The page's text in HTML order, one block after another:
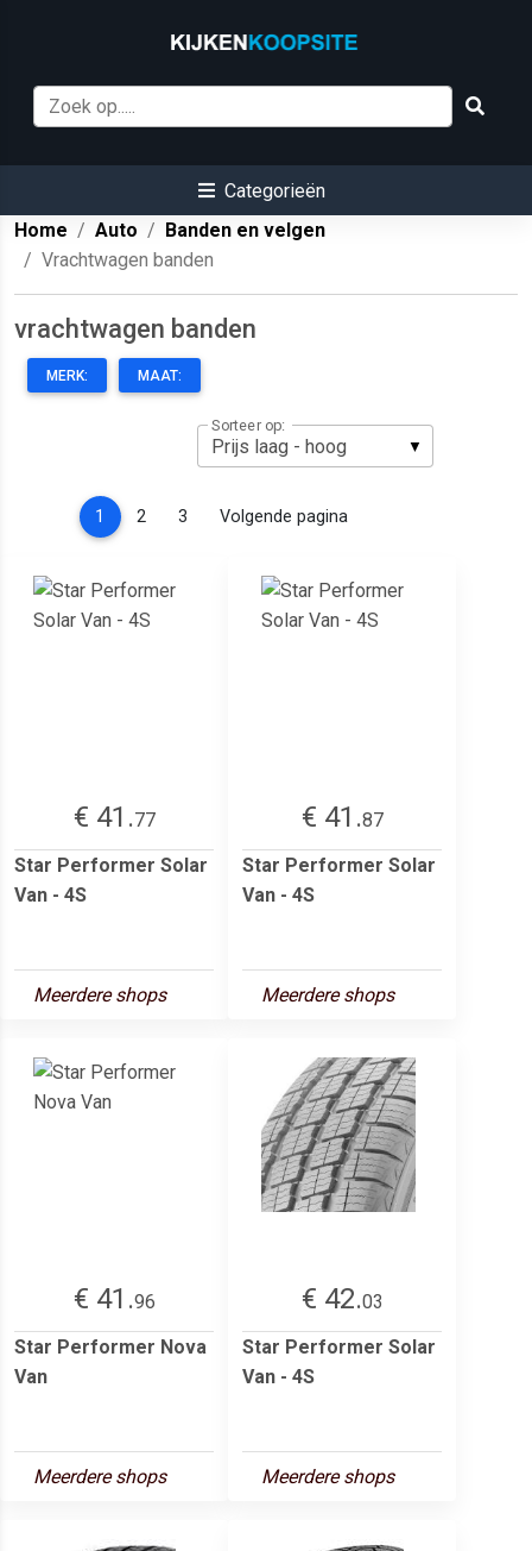
Categorieën
Home
Auto
Banden en velgen
Vrachtwagen banden
vrachtwagen banden
MERK: MAAT:
Sorteer op:
1 (current)
2 3 Volgende pagina
€ 41.77
Star Performer Solar
Van - 4S
Meerdere shops
€ 41.87
Star Performer Solar
Van - 4S
Meerdere shops
€ 41.96
Star Performer Nova
Van
Meerdere shops
€ 42.03
Star Performer Solar
Van - 4S
Meerdere shops